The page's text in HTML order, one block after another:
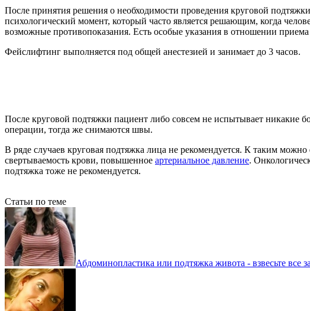
После принятия решения о необходимости проведения круговой
психологический момент, который часто является решающим, когда
возможные противопоказания. Есть особые указания в отношении
Фейслифтинг выполняется под общей анестезией и занимает до 3 часов.
После круговой подтяжки пациент либо совсем не испытывает никакие
операции, тогда же снимаются швы.
В ряде случаев круговая подтяжка лица не рекомендуется. К таким
свертываемость крови, повышенное артериальное давление.
подтяжка тоже не рекомендуется.
Статьи по теме
Абдоминопластика или подтяжка живота - взвесьте все